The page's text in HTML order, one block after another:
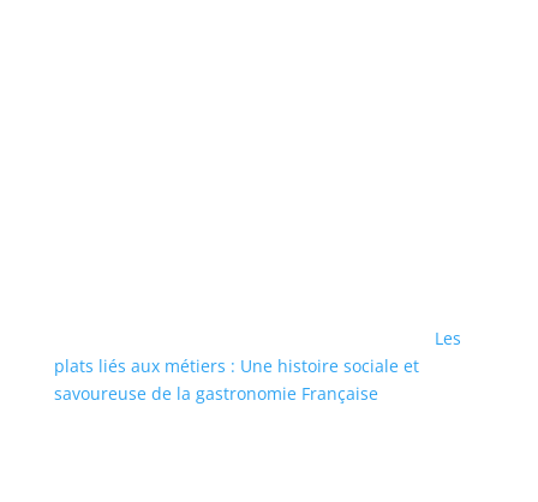
Les
plats liés aux métiers : Une histoire sociale et
savoureuse de la gastronomie Française